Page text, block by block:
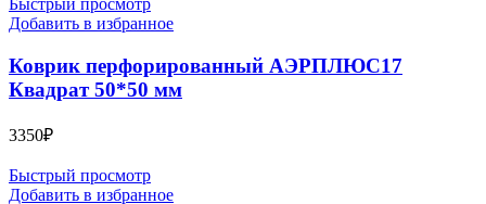
Быстрый просмотр
Добавить в избранное
Коврик перфорированный АЭРПЛЮС17
Квадрат 50*50 мм
3350₽
Быстрый просмотр
Добавить в избранное